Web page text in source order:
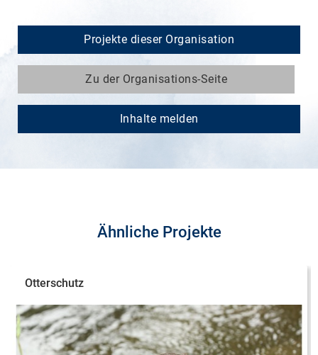
Projekte dieser Organisation
Zu der Organisations-Seite
Inhalte melden
Ähnliche Projekte
Otterschutz